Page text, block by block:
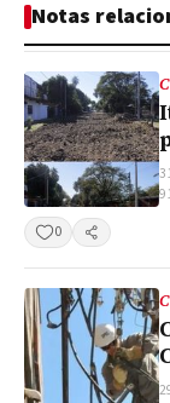
Notas
0
Compartir